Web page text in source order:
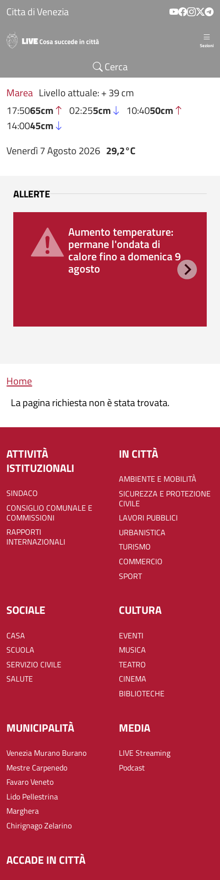
Salta al contenuto principale
Citta di Venezia
Sezioni
Cerca
Marea Livello attuale: + 39 cm
17:5065cm 02:255cm 10:4050cm
14:0045cm
Venerdì 7 Agosto 2026 29,2°C
ALLERTE
Aumento temperature:
permane l'ondata di
calore fino a domenica 9
agosto
Briciole di pane
Home
La pagina richiesta non è stata trovata.
ATTIVITÀ
ISTITUZIONALI
SINDACO
CONSIGLIO COMUNALE E
COMMISSIONI
RAPPORTI
INTERNAZIONALI
IN CITTÀ
AMBIENTE E MOBILITÀ
SICUREZZA E PROTEZIONE
CIVILE
LAVORI PUBBLICI
URBANISTICA
TURISMO
COMMERCIO
SPORT
SOCIALE
CASA
SCUOLA
SERVIZIO CIVILE
SALUTE
CULTURA
EVENTI
MUSICA
TEATRO
CINEMA
BIBLIOTECHE
MUNICIPALITÀ
Venezia Murano Burano
Mestre Carpenedo
Favaro Veneto
Lido Pellestrina
Marghera
Chirignago Zelarino
MEDIA
LIVE Streaming
Podcast
ACCADE IN CITTÀ